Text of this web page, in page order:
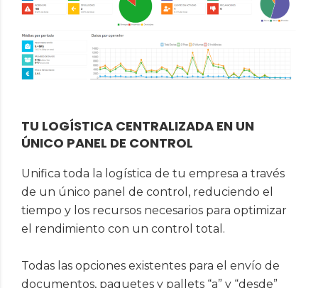
TU LOGÍSTICA CENTRALIZADA EN UN
ÚNICO PANEL DE CONTROL
Unifica toda la logística de tu empresa a través
de un único panel de control, reduciendo el
tiempo y los recursos necesarios para optimizar
el rendimiento con un control total.
Todas las opciones existentes para el envío de
documentos, paquetes y pallets “a” y “desde”